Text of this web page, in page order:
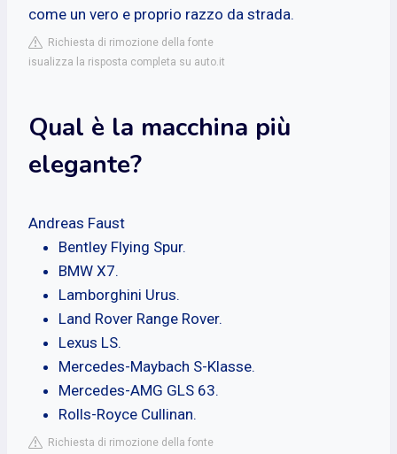
come un vero e proprio razzo da strada.
Richiesta di rimozione della fonte
isualizza la risposta completa su auto.it
Qual è la macchina più
elegante?
Andreas Faust
Bentley Flying Spur.
BMW X7.
Lamborghini Urus.
Land Rover Range Rover.
Lexus LS.
Mercedes-Maybach S-Klasse.
Mercedes-AMG GLS 63.
Rolls-Royce Cullinan.
Richiesta di rimozione della fonte